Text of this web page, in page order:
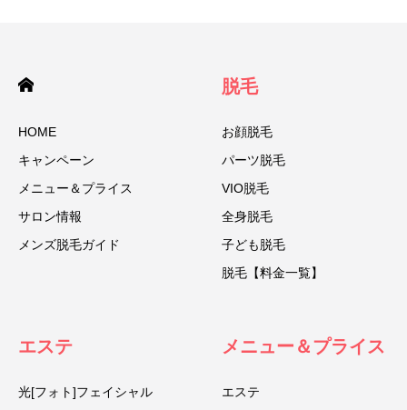
HOME
キャンペーン
メニュー＆プライス
サロン情報
メンズ脱毛ガイド
脱毛
お顔脱毛
パーツ脱毛
VIO脱毛
全身脱毛
子ども脱毛
脱毛【料金一覧】
エステ
光[フォト]フェイシャル
メニュー＆プライス
エステ